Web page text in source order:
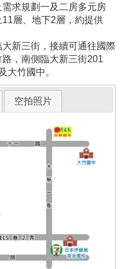
求規劃一及二房多元房
層、地下2層，約提供
新三街，接續可通往國際
，南側臨大新三街201
大竹國中。
空拍照片